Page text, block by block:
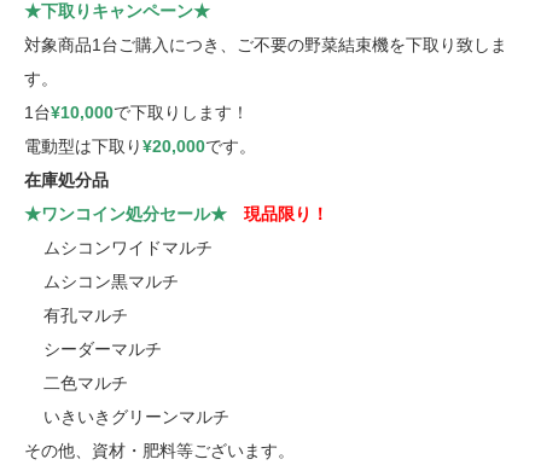
★下取りキャンペーン★
対象商品1台ご購入につき、ご不要の野菜結束機を下取り致しま
す。
1台¥10,000で下取りします！
電動型は下取り¥20,000です。
在庫処分品
★ワンコイン処分セール★ 現品限り！
ムシコンワイドマルチ
ムシコン黒マルチ
有孔マルチ
シーダーマルチ
二色マルチ
いきいきグリーンマルチ
その他、資材・肥料等ございます。